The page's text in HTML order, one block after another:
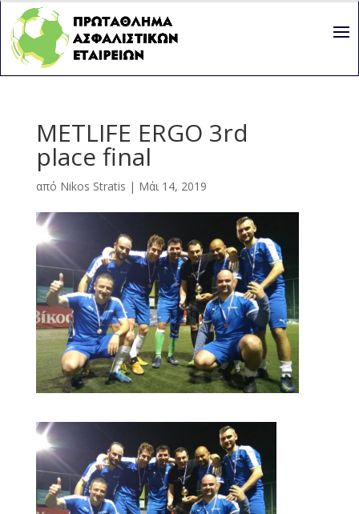
METLIFE ERGO 3rd
place final
από Nikos Stratis | Μάι 14, 2019